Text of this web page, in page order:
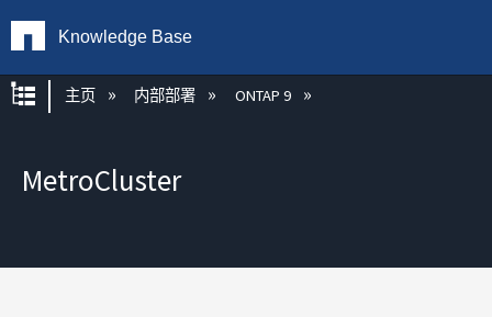
Knowledge Base
扩展/隐缩全局层次
主页 内部部署 ONTAP 9
MetroCluster